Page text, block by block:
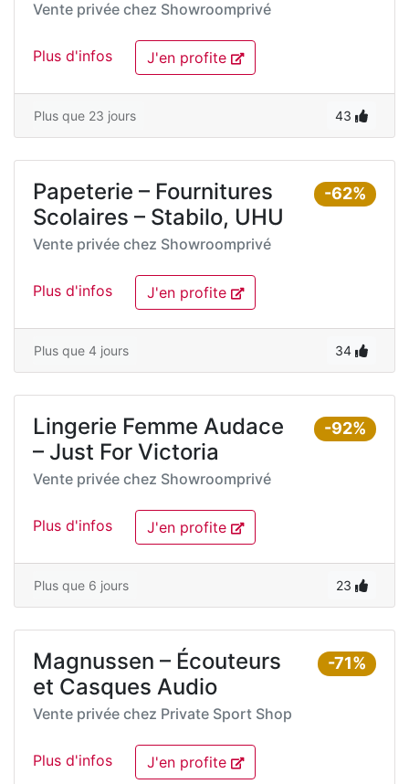
Vente privée chez Showroomprivé
Plus d'infos J'en profite
Plus que 23 jours 43
-62%
Papeterie – Fournitures
Scolaires – Stabilo, UHU
Vente privée chez Showroomprivé
Plus d'infos J'en profite
Plus que 4 jours 34
-92%
Lingerie Femme Audace
– Just For Victoria
Vente privée chez Showroomprivé
Plus d'infos J'en profite
Plus que 6 jours 23
-71%
Magnussen – Écouteurs
et Casques Audio
Vente privée chez Private Sport Shop
Plus d'infos J'en profite